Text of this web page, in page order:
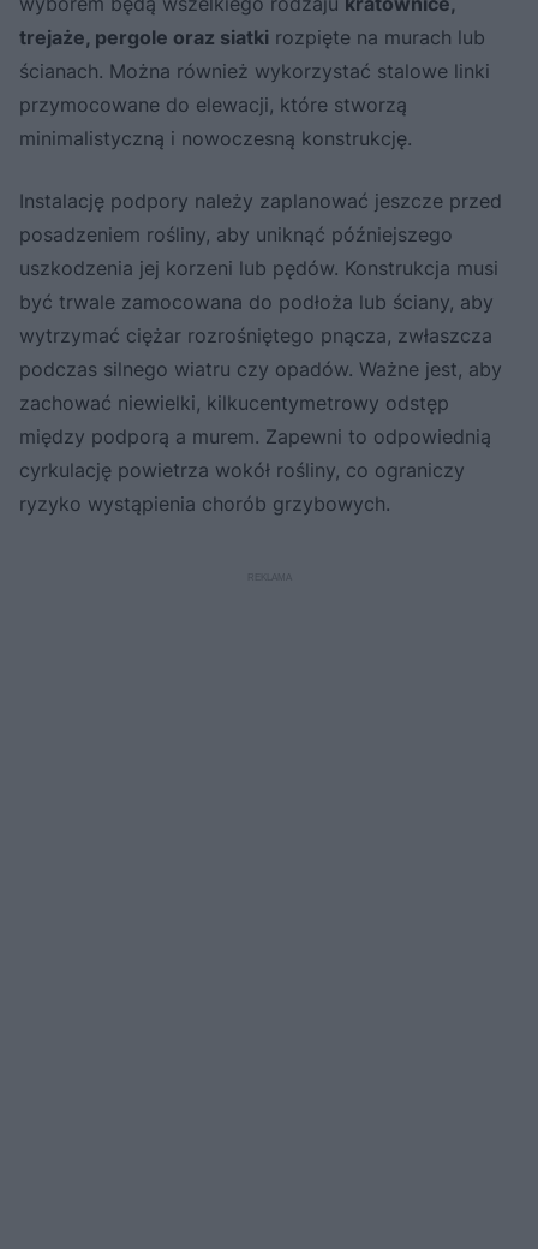
trejaże, pergole oraz siatki rozpięte na murach lub
ścianach. Można również wykorzystać stalowe linki
przymocowane do elewacji, które stworzą
minimalistyczną i nowoczesną konstrukcję.
Instalację podpory należy zaplanować jeszcze przed
posadzeniem rośliny, aby uniknąć późniejszego
uszkodzenia jej korzeni lub pędów. Konstrukcja musi
być trwale zamocowana do podłoża lub ściany, aby
wytrzymać ciężar rozrośniętego pnącza, zwłaszcza
podczas silnego wiatru czy opadów. Ważne jest, aby
zachować niewielki, kilkucentymetrowy odstęp
między podporą a murem. Zapewni to odpowiednią
cyrkulację powietrza wokół rośliny, co ograniczy
ryzyko wystąpienia chorób grzybowych.